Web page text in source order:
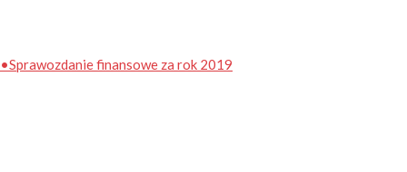
•Sprawozdanie finansowe za rok 2019